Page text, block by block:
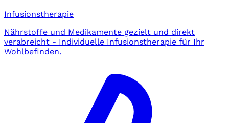
Infusionstherapie
Nährstoffe und Medikamente gezielt und direkt
verabreicht - Individuelle Infusionstherapie für Ihr
Wohlbefinden.